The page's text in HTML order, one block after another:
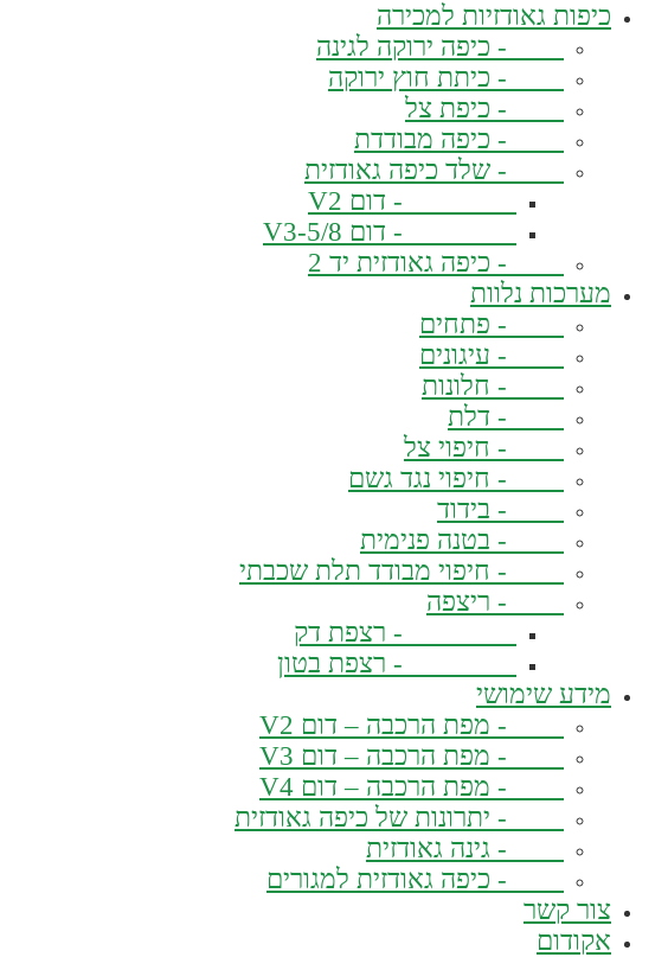
כיפות גאודזיות למכירה
- כיפה ירוקה לגינה
- כיתת חוץ ירוקה
- כיפת צל
- כיפה מבודדת
- שלד כיפה גאודזית
- דום V2
- דום V3-5/8
- כיפה גאודזית יד 2
מערכות נלוות
- פתחים
- עיגונים
- חלונות
- דלת
- חיפוי צל
- חיפוי נגד גשם
- בידוד
- בטנה פנימית
- חיפוי מבודד תלת שכבתי
- ריצפה
- רצפת דק
- רצפת בטון
מידע שימושי
- מפת הרכבה – דום V2
- מפת הרכבה – דום V3
- מפת הרכבה – דום V4
- יתרונות של כיפה גאודזית
- גינה גאודזית
- כיפה גאודזית למגורים
צור קשר
אקודום